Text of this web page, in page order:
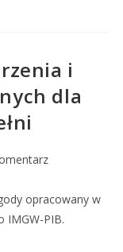
i
dla
opracowany w
IMGW-PIB.